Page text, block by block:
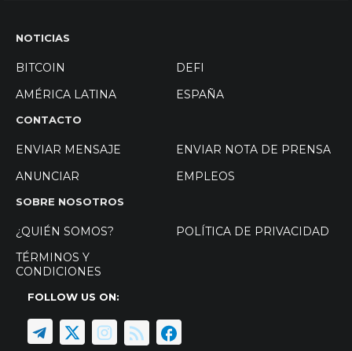
NOTICIAS
BITCOIN
DEFI
AMÉRICA LATINA
ESPAÑA
CONTACTO
ENVIAR MENSAJE
ENVIAR NOTA DE PRENSA
ANUNCIAR
EMPLEOS
SOBRE NOSOTROS
¿QUIÉN SOMOS?
POLÍTICA DE PRIVACIDAD
TÉRMINOS Y
CONDICIONES
FOLLOW US ON: